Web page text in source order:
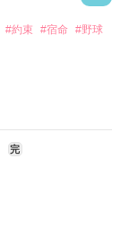
#約束 #宿命 #野球
完